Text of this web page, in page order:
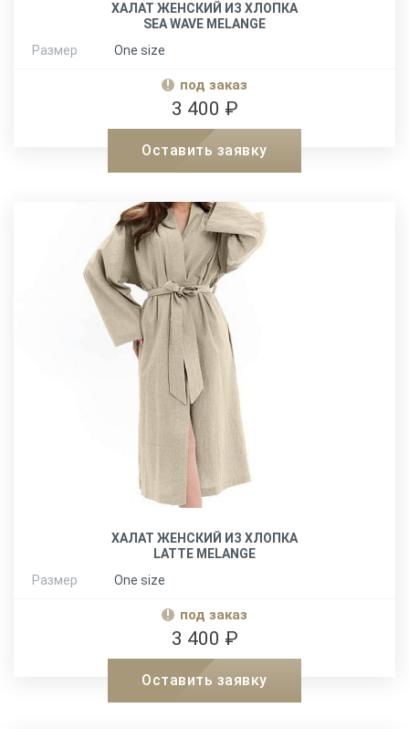
ХАЛАТ ЖЕНСКИЙ ИЗ ХЛОПКА
SEA WAVE MELANGE
Размер
One size
под заказ
3 400 ₽
Оставить заявку
ХАЛАТ ЖЕНСКИЙ ИЗ ХЛОПКА
LATTE MELANGE
Размер
One size
под заказ
3 400 ₽
Оставить заявку